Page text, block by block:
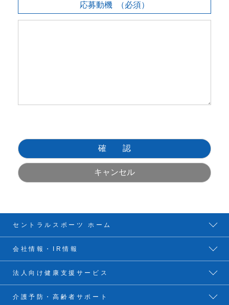
応募動機 （必須）
セントラルスポーツ ホーム
会社情報・IR情報
法人向け健康支援サービス
介護予防・高齢者サポート